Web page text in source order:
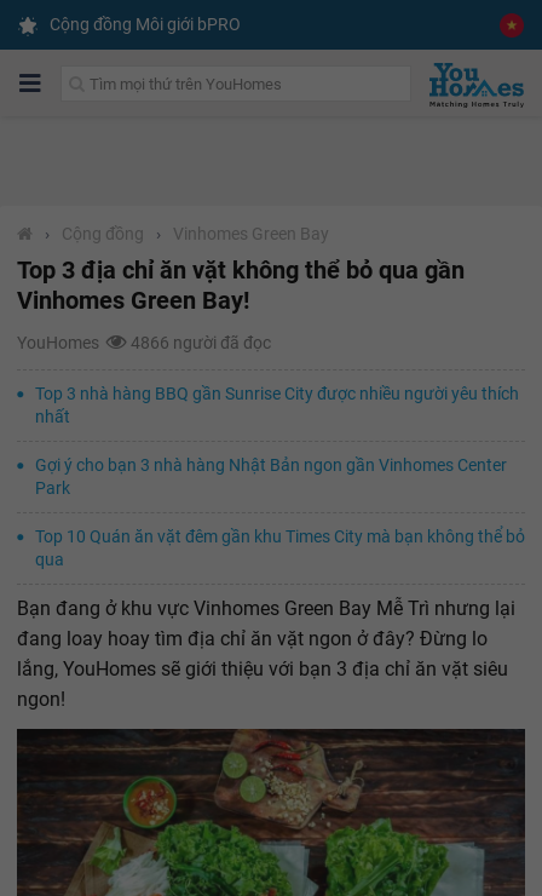
Cộng đồng Môi giới bPRO
› Cộng đồng › Vinhomes Green Bay
Top 3 địa chỉ ăn vặt không thể bỏ qua gần
Vinhomes Green Bay!
YouHomes 4866 người đã đọc
Top 3 nhà hàng BBQ gần Sunrise City được nhiều người yêu thích
nhất
Gợi ý cho bạn 3 nhà hàng Nhật Bản ngon gần Vinhomes Center
Park
Top 10 Quán ăn vặt đêm gần khu Times City mà bạn không thể bỏ
qua
Bạn đang ở khu vực Vinhomes Green Bay Mễ Trì nhưng lại
đang loay hoay tìm địa chỉ ăn vặt ngon ở đây? Đừng lo
lắng, YouHomes sẽ giới thiệu với bạn 3 địa chỉ ăn vặt siêu
ngon!